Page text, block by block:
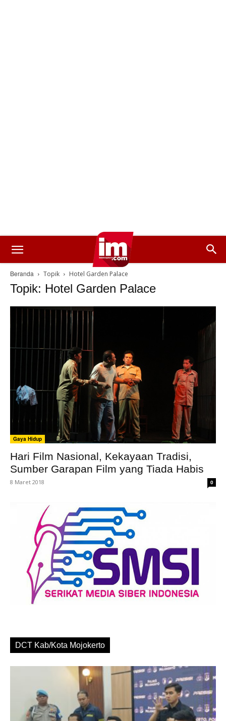
Beranda Topik Hotel Garden Palace
Topik: Hotel Garden Palace
Gaya Hidup
Hari Film Nasional, Kekayaan Tradisi,
Sumber Garapan Film yang Tiada Habis
8 Maret 2018 0
DCT Kab/Kota Mojokerto